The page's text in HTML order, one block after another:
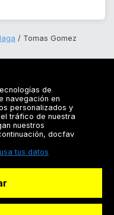
Tomas Gomez
de
navegación en
personalizados y
tráfico de nuestra
nuestros
docfav
tus datos